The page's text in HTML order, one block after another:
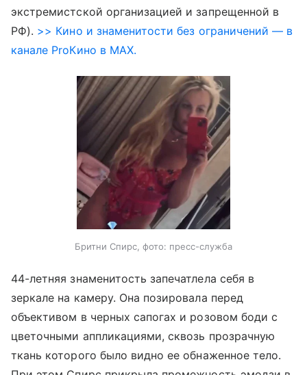
экстремистской организацией и запрещенной в
РФ). >> Кино и знаменитости без ограничений — в
канале ProКино в MAX.
Бритни Спирс, фото: пресс-служба
44-летняя знаменитость запечатлела себя в
зеркале на камеру. Она позировала перед
объективом в черных сапогах и розовом боди с
цветочными аппликациями, сквозь прозрачную
ткань которого было видно ее обнаженное тело.